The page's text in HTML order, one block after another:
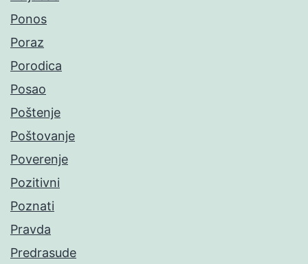
Ponos
Poraz
Porodica
Posao
Poštenje
Poštovanje
Poverenje
Pozitivni
Poznati
Pravda
Predrasude